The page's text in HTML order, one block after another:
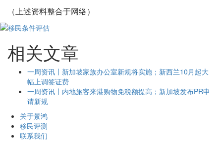
（上述资料整合于网络）
相关文章
一周资讯丨新加坡家族办公室新规将实施；新西兰10月起大
幅上调签证费
一周资讯丨内地旅客来港购物免税额提高；新加坡发布PR申
请新规
关于景鸿
移民评测
联系我们